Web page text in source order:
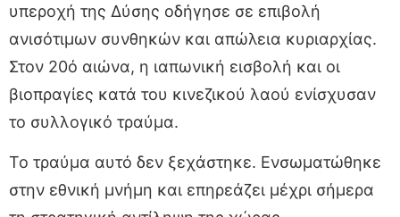
υπεροχή της Δύσης οδήγησε σε επιβολή
ανισότιμων συνθηκών και απώλεια κυριαρχίας.
Στον 20ό αιώνα, η ιαπωνική εισβολή και οι
βιοπραγίες κατά του κινεζικού λαού ενίσχυσαν
το συλλογικό τραύμα.
Το τραύμα αυτό δεν ξεχάστηκε. Ενσωματώθηκε
στην εθνική μνήμη και επηρεάζει μέχρι σήμερα